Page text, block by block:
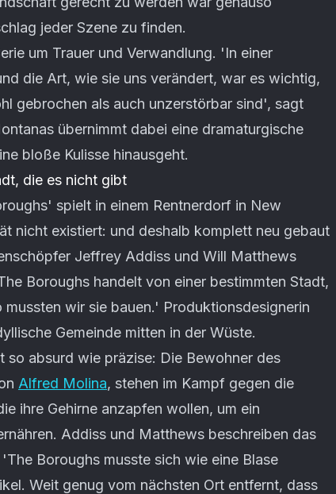
jeder Szene zu finden.
um Trauer und Verwandlung. 'In einer
die Art, wie sie uns verändert, war es wichtig,
gebrochen als auch unzerstörbar sind', sagt
übernimmt dabei eine dramaturgische
bloße Kulisse hinausgeht.
die es nicht gibt
spielt in einem Rentnerdorf in New
nicht existiert: und deshalb komplett neu gebaut
Jeffrey Addiss und Will Matthews
Boroughs handelt von einer bestimmten Stadt,
wir sie bauen.' Produktionsdesignerin
Gemeinde mitten in der Wüste.
so absurd wie präzise: Die Bewohner des
Alfred Molina, stehen im Kampf gegen die
ihre Gehirne anzapfen wollen, um ein
Addiss und Matthews beschreiben das
Boroughs musste sich wie eine Blase
Weit genug vom nächsten Ort entfernt, dass